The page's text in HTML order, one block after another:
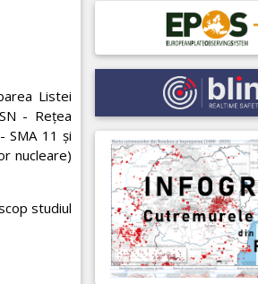
Listei
- Rețea
SMA 11 și
nucleare)
studiul